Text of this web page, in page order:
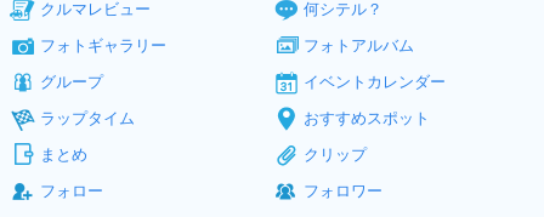
クルマレビュー
何シテル？
フォトギャラリー
フォトアルバム
グループ
イベントカレンダー
ラップタイム
おすすめスポット
まとめ
クリップ
フォロー
フォロワー